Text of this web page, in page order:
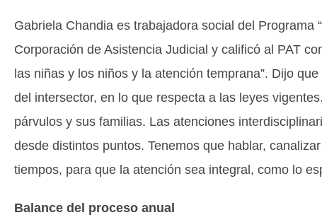
Gabriela Chandia es trabajadora social del Programa
Corporación de Asistencia Judicial y calificó al PAT
las niñas y los niños y la atención temprana”. Dijo
del intersector, en lo que respecta a las leyes
párvulos y sus familias. Las atenciones
desde distintos puntos. Tenemos que hablar,
tiempos, para que la atención sea integral, como lo
Balance del proceso anual